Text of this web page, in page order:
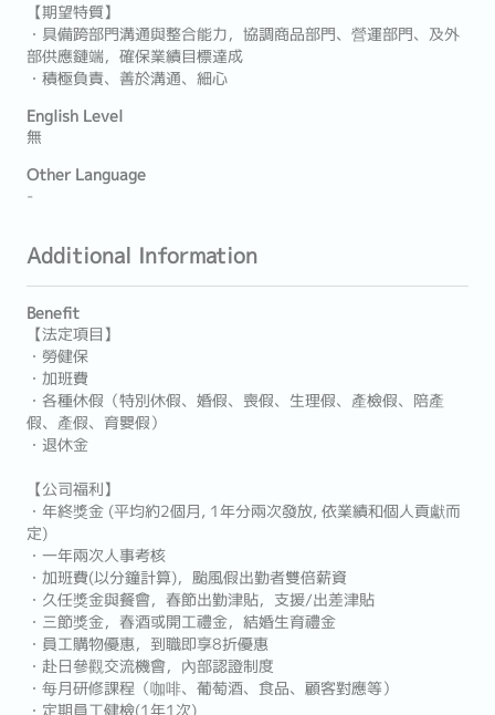
【期望特質】
・具備跨部門溝通與整合能力，協調商品部門、營運部門、及外
部供應鏈端，確保業績目標達成
・積極負責、善於溝通、細心
English Level
無
Other Language
-
Additional Information
Benefit
【法定項目】
・勞健保
・加班費
・各種休假（特別休假、婚假、喪假、生理假、產檢假、陪產
假、產假、育嬰假）
・退休金
【公司福利】
・年終獎金 (平均約2個月, 1年分兩次發放, 依業績和個人貢獻而
定)
・一年兩次人事考核
・加班費(以分鐘計算)，颱風假出勤者雙倍薪資
・久任獎金與餐會，春節出勤津貼，支援/出差津貼
・三節獎金，春酒或開工禮金，結婚生育禮金
・員工購物優惠，到職即享8折優惠
・赴日參觀交流機會，內部認證制度
・每月研修課程（咖啡、葡萄酒、食品、顧客對應等）
・定期員工健檢(1年1次)